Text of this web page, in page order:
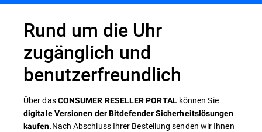
Rund um die Uhr
zugänglich und
benutzerfreundlich
Über dasCONSUMER RESELLER PORTALkönnen Sie
digitale Versionen der Bitdefender Sicherheitslösungen
kaufen.Nach Abschluss Ihrer Bestellung senden wir Ihnen